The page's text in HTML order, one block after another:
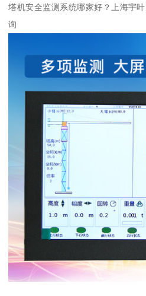
塔机安全监测系统哪家好？上海宇
询